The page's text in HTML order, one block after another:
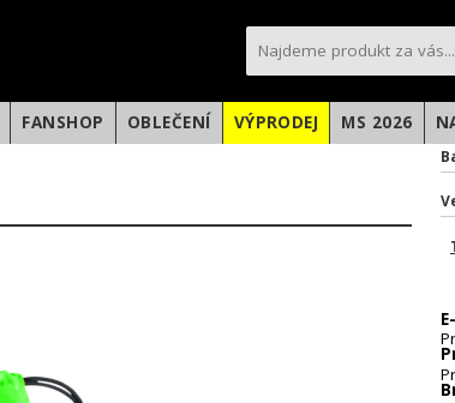
FANSHOP OBLEČENÍ VÝPRODEJ MS 2026